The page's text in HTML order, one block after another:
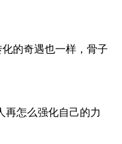
的奇遇也一样，骨子
怎么强化自己的力